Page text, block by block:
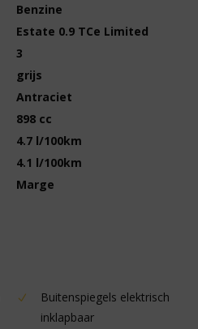
Benzine
Estate 0.9 TCe Limited
3
grijs
Antraciet
898 cc
4.7 l/100km
4.1 l/100km
Marge
Buitenspiegels elektrisch
inklapbaar